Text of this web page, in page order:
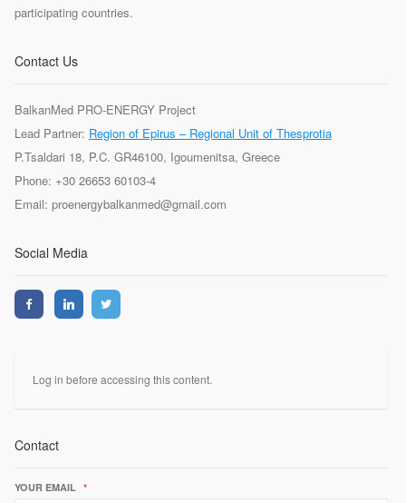
participating countries.
Contact Us
BalkanMed PRO-ENERGY Project
Lead Partner: Region of Epirus – Regional Unit of Thesprotia
P.Tsaldari 18, P.C. GR46100, Igoumenitsa, Greece
Phone: +30 26653 60103-4
Email: proenergybalkanmed@gmail.com
Social Media
Log in before accessing this content.
Contact
YOUR EMAIL *